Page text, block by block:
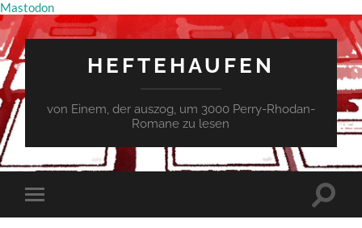
Mastodon
HEFTEHAUFEN
von Einem, der auszog, um 3000 Perry-Rhodan-
Romane zu lesen
Mobile-
Menü